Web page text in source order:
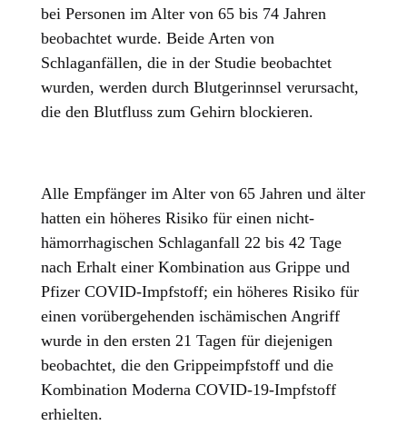
bei Personen im Alter von 65 bis 74 Jahren
beobachtet wurde. Beide Arten von
Schlaganfällen, die in der Studie beobachtet
wurden, werden durch Blutgerinnsel verursacht,
die den Blutfluss zum Gehirn blockieren.
Alle Empfänger im Alter von 65 Jahren und älter
hatten ein höheres Risiko für einen nicht-
hämorrhagischen Schlaganfall 22 bis 42 Tage
nach Erhalt einer Kombination aus Grippe und
Pfizer COVID-Impfstoff; ein höheres Risiko für
einen vorübergehenden ischämischen Angriff
wurde in den ersten 21 Tagen für diejenigen
beobachtet, die den Grippeimpfstoff und die
Kombination Moderna COVID-19-Impfstoff
erhielten.